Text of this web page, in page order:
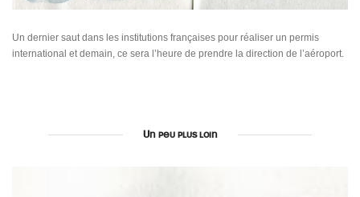
Un dernier saut dans les institutions françaises pour réaliser un permis
international et demain, ce sera l’heure de prendre la direction de l’aéroport.
Un peu plus loin